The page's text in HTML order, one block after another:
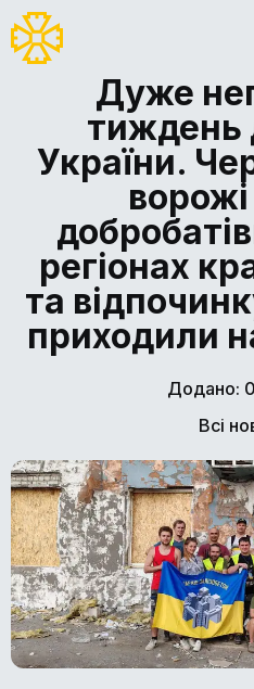
Дуже
тиждень
України.
регіонах
та
приходили
Додано:
Всі